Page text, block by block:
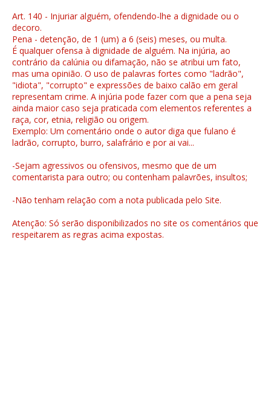
Art. 140 - Injuriar alguém, ofendendo-lhe a dignidade ou o
decoro.
Pena - detenção, de 1 (um) a 6 (seis) meses, ou multa.
É qualquer ofensa à dignidade de alguém. Na injúria, ao
contrário da calúnia ou difamação, não se atribui um fato,
mas uma opinião. O uso de palavras fortes como "ladrão",
"idiota", "corrupto" e expressões de baixo calão em geral
representam crime. A injúria pode fazer com que a pena seja
ainda maior caso seja praticada com elementos referentes a
raça, cor, etnia, religião ou origem.
Exemplo: Um comentário onde o autor diga que fulano é
ladrão, corrupto, burro, salafrário e por ai vai...
-Sejam agressivos ou ofensivos, mesmo que de um
comentarista para outro; ou contenham palavrões, insultos;
-Não tenham relação com a nota publicada pelo Site.
Atenção: Só serão disponibilizados no site os comentários que
respeitarem as regras acima expostas.